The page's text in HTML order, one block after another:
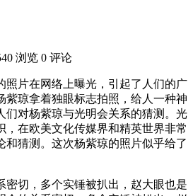
浏览 0 评论
照片在网络上曝光，引起了人们的广
紫琼拿着独眼标志拍照，给人一种神
们对杨紫琼与光明会关系的猜测。光
，在欧美文化传媒界和精英世界非常
和猜测。这次杨紫琼的照片似乎给了